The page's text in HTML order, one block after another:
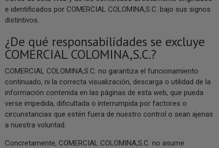
e identificados por COMERCIAL COLOMINA,S.C. bajo sus signos
distintivos.
¿De qué responsabilidades se excluye
COMERCIAL COLOMINA,S.C.?
COMERCIAL COLOMINA,S.C. no garantiza el funcionamiento
continuado, ni la correcta visualización, descarga o utilidad de la
información contenida en las páginas de esta web, que pueda
verse impedida, dificultada o interrumpida por factores o
circunstancias que estén fuera de nuestro control o sean ajenas
a nuestra voluntad.
Concretamente, COMERCIAL COLOMINA,S.C. no asume